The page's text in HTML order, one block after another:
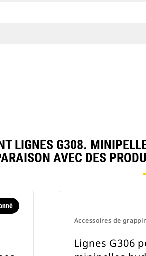
LIGNES G308.
AVEC DES
Accessoires de grappin
Lignes G306